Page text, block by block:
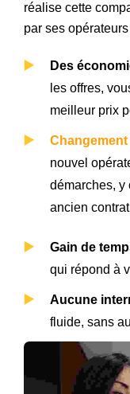
réalise cette
par ses
Des
les offres,
meilleur prix
nouvel
démarches, y
ancien
Gain de
qui répond à
Aucune
fluide, sans